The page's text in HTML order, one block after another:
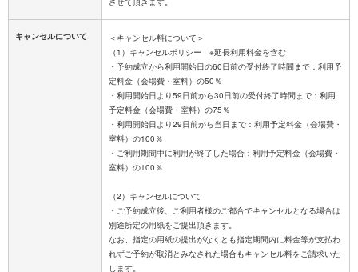
キャンセルについて
＜キャンセル料について＞
（1）キャンセルポリシー ※延長利用料金を含む
・予約成立から利用開始日の60日前の受付終了時間まで：利用予
定料金（会場費・室料）の50％
・利用開始日より59日前から30日前の受付終了時間まで：利用
予定料金（会場費・室料）の75％
・利用開始日より29日前から当日まで：利用予定料金（会場費・
室料）の100％
・ご利用期間中に利用が終了した場合：利用予定料金（会場費・
室料）の100％
（2）キャンセルについて
・ご予約成立後、ご利用者様のご都合でキャンセルとなる場合は
別途所定の用紙をご提出頂きます。
なお、指定の用紙の提出がなくとも指定期間内に料金等が支払わ
れずご予約が取消とみなされた場合もキャンセル料をご請求いた
します。